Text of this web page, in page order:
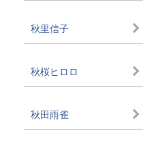
秋里信子
秋桜ヒロロ
秋田雨雀